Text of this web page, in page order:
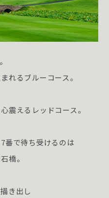
れるブルーコース。
震えるレッドコース。
番で待ち受けるのは
橋。
き出し